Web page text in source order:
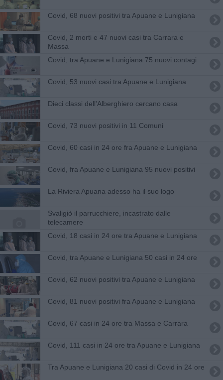
Covid, 68 nuovi positivi tra Apuane e Lunigiana
Covid, 2 morti e 47 nuovi casi tra Carrara e
Massa
Covid, tra Apuane e Lunigiana 75 nuovi contagi
Covid, 53 nuovi casi tra Apuane e Lunigiana
Dieci classi dell'Alberghiero cercano casa
Covid, 73 nuovi positivi in 11 Comuni
Covid, 60 casi in 24 ore fra Apuane e Lunigiana
Covid, fra Apuane e Lunigiana 95 nuovi positivi
La Riviera Apuana adesso ha il suo logo
Svaligiò il parrucchiere, incastrato dalle
telecamere
Covid, 18 casi in 24 ore tra Apuane e Lunigiana
Covid, tra Apuane e Lunigiana 50 casi in 24 ore
Covid, 62 nuovi positivi tra Apuane e Lunigiana
Covid, 81 nuovi positivi fra Apuane e Lunigiana
Covid, 67 casi in 24 ore tra Massa e Carrara
Covid, 111 casi in 24 ore tra Apuane e Lunigiana
Tra Apuane e Lunigiana 20 casi di Covid in 24 ore